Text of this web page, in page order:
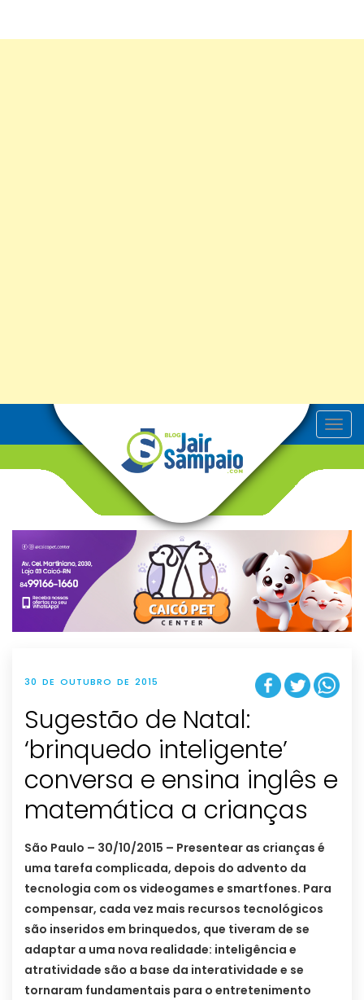
T
o
v
g
t
i
o
n
30 DE OUTUBRO DE 2015
Sugestão de Natal:
‘brinquedo inteligente’
conversa e ensina inglês e
matemática a crianças
São Paulo – 30/10/2015 – Presentear as crianças é
uma tarefa complicada, depois do advento da
tecnologia com os videogames e smartfones. Para
compensar, cada vez mais recursos tecnológicos
são inseridos em brinquedos, que tiveram de se
adaptar a uma nova realidade: inteligência e
atratividade são a base da interatividade e se
tornaram fundamentais para o entretenimento